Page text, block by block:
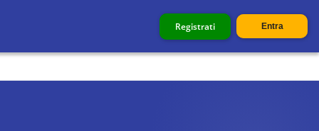
Registrati Entra